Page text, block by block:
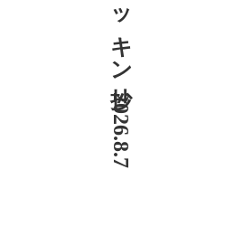
ニッキン抄 2026.8.7